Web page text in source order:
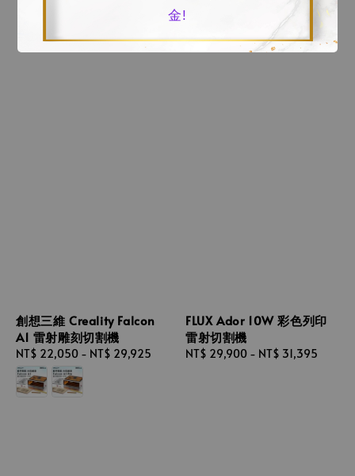
金!
創想三維 Creality Falcon
A1 雷射雕刻切割機
Regular
price
NT$ 22,050 - NT$ 29,925
FLUX Ador 10W 彩色列印
雷射切割機
Regular
NT$ 29,900 - NT$ 31,395